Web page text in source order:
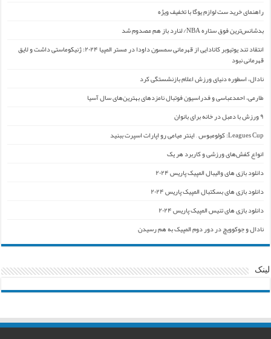
راهنمای خرید ست لوازم یوگا با تخفیف ویژه
بدشانس‌ترین فوق ستاره NBA/ لنارد باز هم مصدوم شد
انتقاد تند یوتیوبر کانادایی از قهرمانی سمسون داودا در مستر المپیا ۲۰۲۴: ژنیکوماستی داشت و لایق
قهرمانی نبود
نادال، اسطوره دنیای ورزش اعلام بازنشستگی کرد
طارمی، احمدعباسی و فدراسیون فوتبال نامزدهای بهترین‌های سال آسیا
۹ ورزش با دمبل در خانه برای بانوان
Leagues Cup: کولومبوس – اینتر میامی رو اپارات اسپرت ببنید
انواع کفش‌های ورزشی و کاربرد هر یک
دانلود بازی های والیبال المپیک پاریس ۲۰۲۴
دانلود بازی های بسکتبال المپیک پاریس ۲۰۲۴
دانلود بازی های تنیس المپیک پاریس ۲۰۲۴
نادال و جوکوویچ در دور دوم المپیک به هم رسیدن
لینک